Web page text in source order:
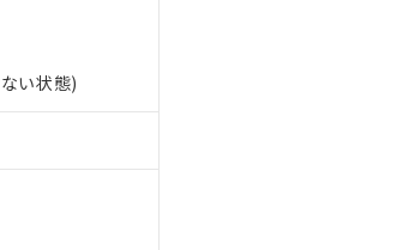
い状態)
く第三者に漏洩または開示しないようお願いしま
用いただくには、I-Webメンバーズにご登録され
・商談に必要な範囲で利用することをご了承くだ
関して"
ことがあります。
。
ることを示します。
えいし、環境に深刻な影響を及ぼさない年数を意
さい。
1、2および3の内容を当該第三者に通知します。
法に輸出するおそれがある場合は、取り引きをい
お取引先、またはお客様担当のオムロン制御
いない機種